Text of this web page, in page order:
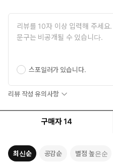
스포일러가 있습니다.
리뷰 작성 유의사항
구매자 14
최신순 공감순 별점 높은순